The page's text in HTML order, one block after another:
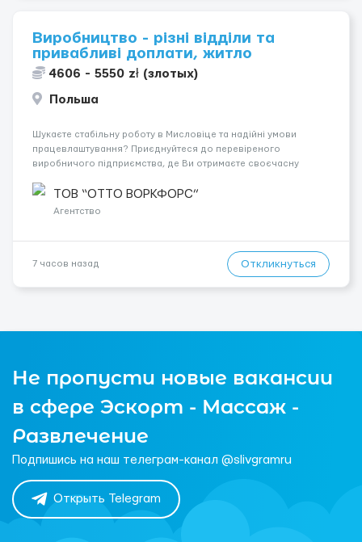
Виробництво - різні відділи та
привабливі доплати, житло
4606 - 5550 zł (злотых)
Польша
Шукаєте стабільну роботу в Мисловіце та надійні умови
працевлаштування? Приєднуйтеся до перевіреного
виробничого підприємства, де Ви отримаєте своєчасну
підібрати посаду відповідно до Ваших навичок
Локація: Мисловіце Форма пр...
ТОВ “ОТТО ВОРКФОРС”
Агентство
7 часов назад Откликнуться
Не пропусти новые вакансии
в сфере Эскорт - Массаж -
Развлечение
Подпишись на наш телеграм-канал @slivgramru
Открыть Telegram